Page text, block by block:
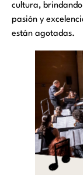
cultura,
pasión y
están agotadas.